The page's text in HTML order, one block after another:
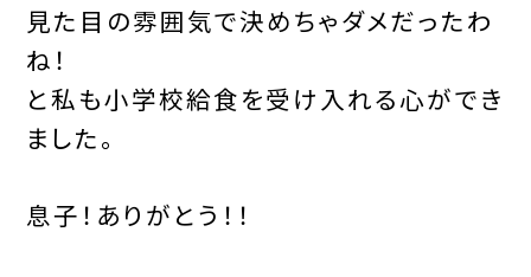
見た目の雰囲気で決めちゃダメだったわ
ね！
と私も小学校給食を受け入れる心ができ
ました。
息子！ありがとう！！